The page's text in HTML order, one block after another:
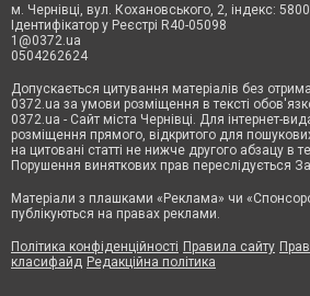
м. Чернівці, вул. Кохановського, 2, індекс:
Ідентифікатор у Реєстрі R40-05098
1@0372.ua
0504262624
Допускається цитування матеріалів без
0372.ua за умови розміщення в тексті
0372.ua - Сайт міста Чернівці. Для інтернет-
розміщення прямого, відкритого для
на цитовані статті не нижче другого абзацу в
Порушення виняткових прав переслідується
Матеріали з плашками «Реклама» чи
публікуються на правах реклами.
Політика конфіденційності Правила сайту
класифайд Редакційна політика